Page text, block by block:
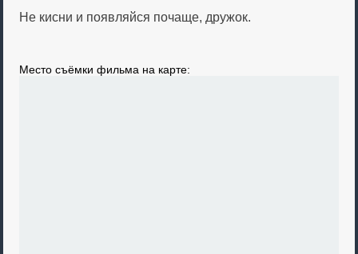
Не кисни и появляйся почаще, дружок.
Место съёмки фильма на карте: